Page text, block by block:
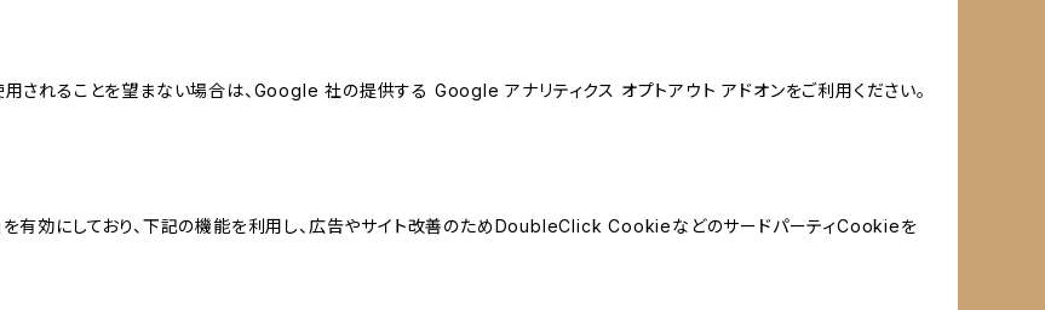
されることを望まない場合は、Google 社の提供する Google アナリティクス オプトアウト アドオンをご利用ください。
有効にしており、下記の機能を利用し、広告やサイト改善のためDoubleClick CookieなどのサードパーティCookieを